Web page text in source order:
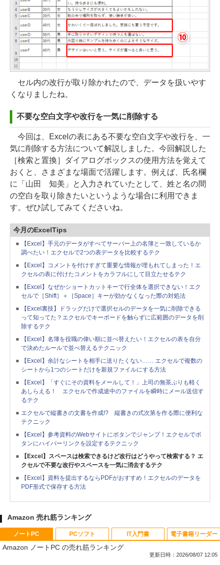
セル内の改行が取り除かれたので、データを扱いやす
くなりましたね。
不要な空白文字や改行を一気に削除する
今回は、Excelの表にある不要な空白文字や改行を、一
気に削除する方法について解説しました。今回解説した
［検索と置換］ダイアログボックスの使用方法を覚えて
おくと、さまざまな場面で活躍します。例えば、氏名欄
に「山田 知美」と入力されていたとして、姓と名の間
の空白を取り除きたいというような場合に利用できま
す。ぜひ試してみてくださいね。
今月のExcelTips
【Excel】手元のデータがすべてサーバー上の名簿と一致しているか
調べたい！エクセルで2つの表データを比較するテク
【Excel】コメントを付けすぎて重要な情報が埋もれてしまった！エ
クセルの表に付けたコメントをカラフルにして目立たせるテク
【Excel】なぜかショートカットキーで行全体を選択できない！エク
セルで［Shift］＋［Space］キーが効かなくなった際の対処法
【Excel裏技】ドラッグだけで選択セルのデータを一気に削除できる
って知ってた？エクセルでキーボードを触らずに広範囲のデータを削
除するテク
【Excel】名簿を役職の偉い順に並べ替えたい！エクセルの表を自分
で決めたルールで並べ替えるテクニック
【Excel】余計なシートを相手に送りたくない…… エクセルで複数の
シートから1つのシートだけを新規ファイルにする方法
【Excel】「すぐにその資料をメールして！」上司の無茶ぶりも軽く
あしらえる！ エクセルで作成途中のファイルを瞬時にメール送信す
るテク
エクセルで縦書きの文書を作成!? 縦書きの式次第を作る際に便利な
テクニック
【Excel】参考資料のWebサイトにボタンでジャンプ！エクセルでボ
タンにハイパーリンクを設定するテクニック
【Excel】スペースは検索できるけど改行はどうやって検索する？ エ
クセルで不要な改行やスペースを一気に消去するテク
【Excel】資料を提出するならPDFがおすすめ！エクセルのデータを
PDF形式で保存する方法
Amazon 売れ筋ランキング
ノートPC
Amazon ノートPC の売れ筋ランキング
更新日時：2026/08/07 12:05
PCソフト IT入門書 電子書籍リーダー